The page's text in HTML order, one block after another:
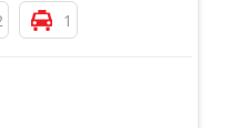
300 METROS DA